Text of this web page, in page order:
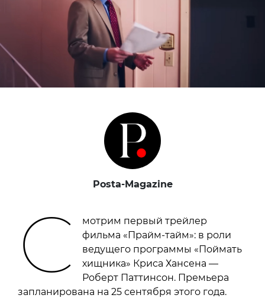
Posta-Magazine
С
мотрим первый трейлер
фильма «Прайм-тайм»: в роли
ведущего программы «Поймать
хищника» Криса Хансена —
Роберт Паттинсон. Премьера
запланирована на 25 сентября этого года.